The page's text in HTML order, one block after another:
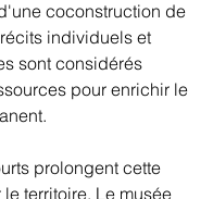
coconstruction de
individuels et
sont considérés
pour enrichir le
prolongent cette
territoire. Le musée